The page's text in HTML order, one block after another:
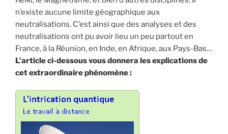
n’existe aucune limite géographique aux
neutralisations. C’est ainsi que des analyses et des
neutralisations ont pu avoir lieu un peu partout en
France, à la Réunion, en Inde, en Afrique, aux Pays-Bas…
L’article ci-dessous vous donnera les explications de
cet extraordinaire phénomène :